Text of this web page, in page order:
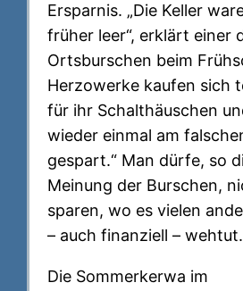
Ersparnis. „Die Keller
früher leer“, erklärt einer
Ortsburschen beim
Herzowerke kaufen sich
für ihr Schalthäuschen
wieder einmal am
gespart.“ Man dürfe, so
Meinung der Burschen,
sparen, wo es vielen
– auch finanziell – wehtut.
Die Sommerkerwa im